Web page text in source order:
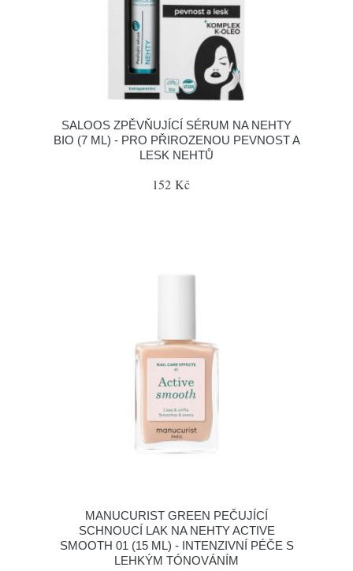
SALOOS ZPĚVŇUJÍCÍ SÉRUM NA NEHTY
BIO (7 ML) - PRO PŘIROZENOU PEVNOST A
LESK NEHTŮ
152 Kč
MANUCURIST GREEN PEČUJÍCÍ
SCHNOUCÍ LAK NA NEHTY ACTIVE
SMOOTH 01 (15 ML) - INTENZIVNÍ PÉČE S
LEHKÝM TÓNOVÁNÍM